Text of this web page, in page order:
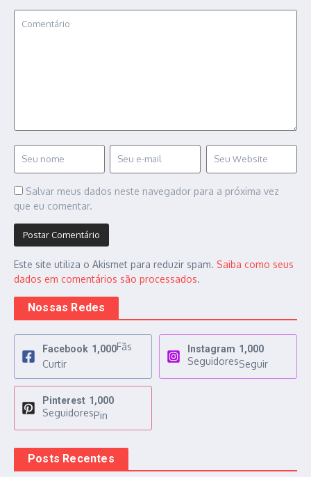
Salvar meus dados neste navegador para a próxima vez
que eu comentar.
Este site utiliza o Akismet para reduzir spam. Saiba como seus
dados em comentários são processados.
Nossas Redes
Facebook 1,000Fãs
Curtir
Instagram 1,000
SeguidoresSeguir
Pinterest 1,000
SeguidoresPin
Posts Recentes